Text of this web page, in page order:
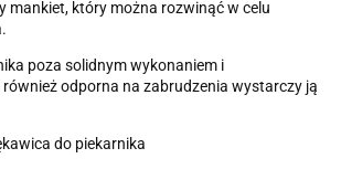
mankiet, który można rozwinąć w celu
poza solidnym wykonaniem i
odporna na zabrudzenia wystarczy ją
do piekarnika